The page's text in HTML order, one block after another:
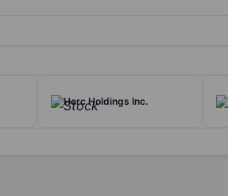
Herc Holdings Inc.